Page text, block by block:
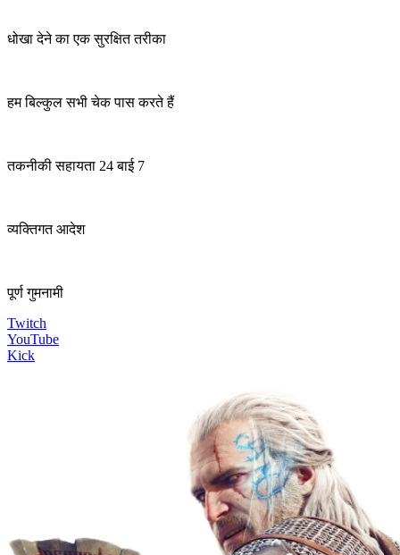
धोखा देने का एक सुरक्षित तरीका
हम बिल्कुल सभी चेक पास करते हैं
तकनीकी सहायता 24 बाई 7
व्यक्तिगत आदेश
पूर्ण गुमनामी
Twitch
YouTube
Kick